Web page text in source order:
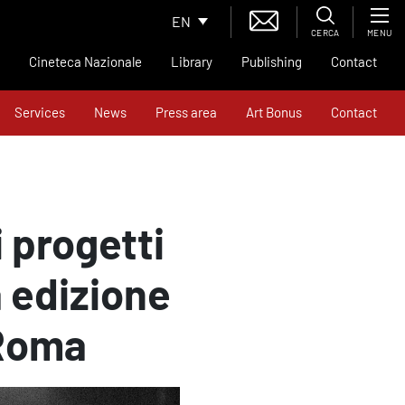
EN
CERCA MENU
Cineteca Nazionale Library Publishing Contact
Services News Press area Art Bonus Contact
progetti
edizione